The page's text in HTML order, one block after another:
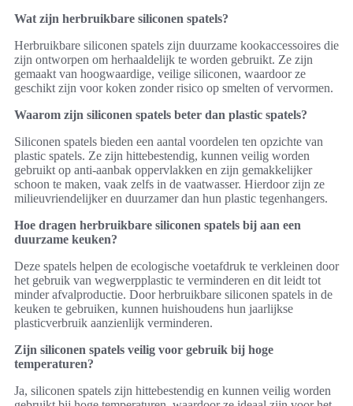
Wat zijn herbruikbare siliconen spatels?
Herbruikbare siliconen spatels zijn duurzame kookaccessoires die
zijn ontworpen om herhaaldelijk te worden gebruikt. Ze zijn
gemaakt van hoogwaardige, veilige siliconen, waardoor ze
geschikt zijn voor koken zonder risico op smelten of vervormen.
Waarom zijn siliconen spatels beter dan plastic spatels?
Siliconen spatels bieden een aantal voordelen ten opzichte van
plastic spatels. Ze zijn hittebestendig, kunnen veilig worden
gebruikt op anti-aanbak oppervlakken en zijn gemakkelijker
schoon te maken, vaak zelfs in de vaatwasser. Hierdoor zijn ze
milieuvriendelijker en duurzamer dan hun plastic tegenhangers.
Hoe dragen herbruikbare siliconen spatels bij aan een
duurzame keuken?
Deze spatels helpen de ecologische voetafdruk te verkleinen door
het gebruik van wegwerpplastic te verminderen en dit leidt tot
minder afvalproductie. Door herbruikbare siliconen spatels in de
keuken te gebruiken, kunnen huishoudens hun jaarlijkse
plasticverbruik aanzienlijk verminderen.
Zijn siliconen spatels veilig voor gebruik bij hoge
temperaturen?
Ja, siliconen spatels zijn hittebestendig en kunnen veilig worden